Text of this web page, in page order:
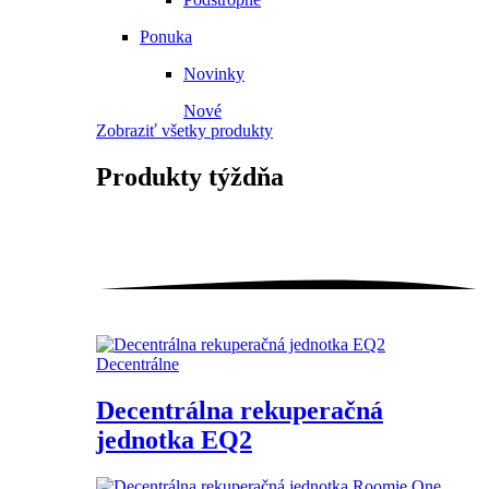
Ponuka
Novinky
Nové
Zobraziť všetky produkty
Produkty týždňa
Decentrálne
Decentrálna rekuperačná
jednotka EQ2